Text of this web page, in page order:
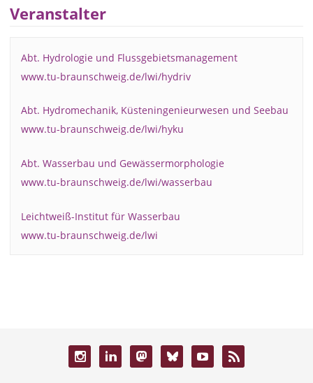
Veranstalter
Abt. Hydrologie und Flussgebietsmanagement
www.tu-braunschweig.de/lwi/hydriv
Abt. Hydromechanik, Küsteningenieurwesen und Seebau
www.tu-braunschweig.de/lwi/hyku
Abt. Wasserbau und Gewässermorphologie
www.tu-braunschweig.de/lwi/wasserbau
Leichtweiß-Institut für Wasserbau
www.tu-braunschweig.de/lwi